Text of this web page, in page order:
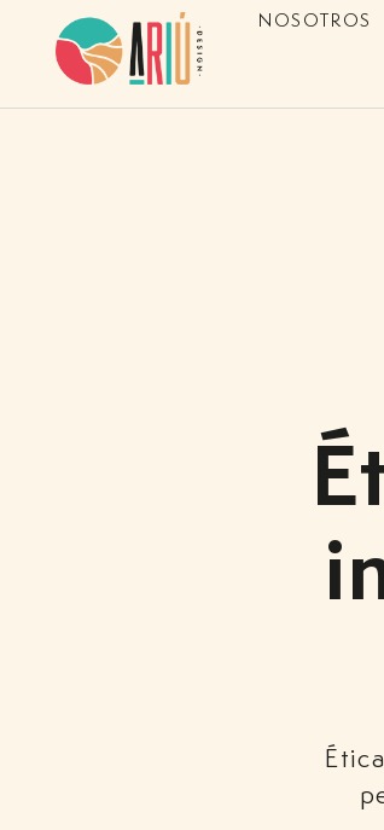
NOSOTROS